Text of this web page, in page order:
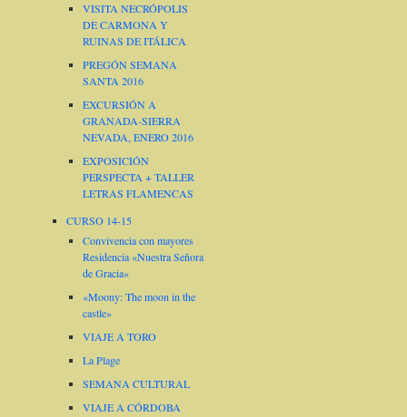
VISITA NECRÓPOLIS
DE CARMONA Y
RUINAS DE ITÁLICA
PREGÓN SEMANA
SANTA 2016
EXCURSIÓN A
GRANADA-SIERRA
NEVADA, ENERO 2016
EXPOSICIÓN
PERSPECTA + TALLER
LETRAS FLAMENCAS
CURSO 14-15
Convivencia con mayores
Residencia «Nuestra Señora
de Gracia»
«Moony: The moon in the
castle»
VIAJE A TORO
La Plage
SEMANA CULTURAL
VIAJE A CÓRDOBA